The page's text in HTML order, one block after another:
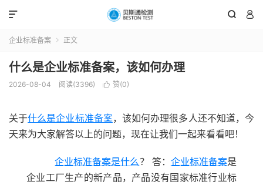
 

企业标准备案  正文
什么是企业标准备案，该如何办理
2026-08-04 阅读(3396)  赞(0)
关于什么是企业标准备案，该如何办理很多人还不知道，今
天来为大家解答以上的问题，现在让我们一起来看看吧！
企业标准备案是什么？ 答： 企业标准备案是
企业工厂生产的新产品，产品没有国家标准行业标